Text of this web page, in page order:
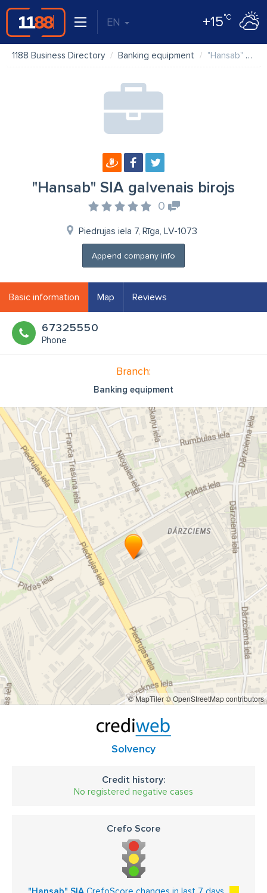
EN +15°C
1188 Business Directory Banking equipment "Hansab" SIA galvenais birojs
"Hansab" SIA galvenais birojs
0
Piedrujas iela 7, Rīga, LV-1073
Append company info
Basic information Map Reviews
67325550
Phone
Branch:
Banking equipment
© MapTiler© OpenStreetMap contributors
Solvency
Credit history:
No registered negative cases
Crefo Score